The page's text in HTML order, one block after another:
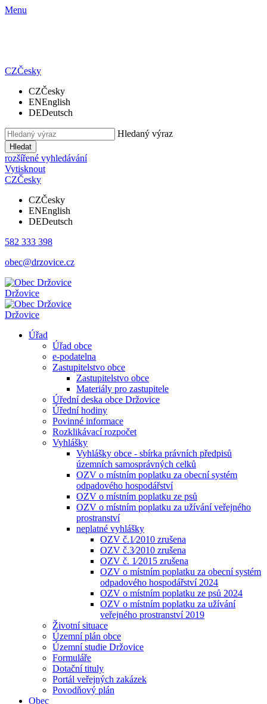
Menu
CZČesky
CZČesky
ENEnglish
DEDeutsch
Hledaný výraz
Hledat
rozšířené vyhledávání
Vytisknout
CZČesky
CZČesky
ENEnglish
DEDeutsch
582 333 398
obec@drzovice.cz
Držovice
Držovice
Úřad
Úřad obce
e-podatelna
Zastupitelstvo obce
Zastupitelstvo obce
Materiály pro zastupitele
Úřední deska obce Držovice
Úřední hodiny
Povinné informace
Rozklikávací rozpočet
Vyhlášky
Vyhlášky obce - sbírka právních předpisů
územních samosprávných celků
OZV o místním poplatku za obecní systém
odpadového hospodářství
OZV o místním poplatku ze psů
OZV o místním poplatku za užívání veřejného
prostranství
neplatné vyhlášky
OZV č.1⁄2010 zrušena
OZV č.3⁄2010 zrušena
OZV č. 1⁄2015 zrušena
OZV o místním poplatku za obecní systém
odpadového hospodářství 2024
OZV o místním poplatku ze psů 2024
OZV o místním poplatku za užívání
veřejného prostranství 2019
Životní situace
Územní plán obce
Územní studie Držovice
Formuláře
Dotační tituly
Portál veřejných zakázek
Povodňový plán
Obec